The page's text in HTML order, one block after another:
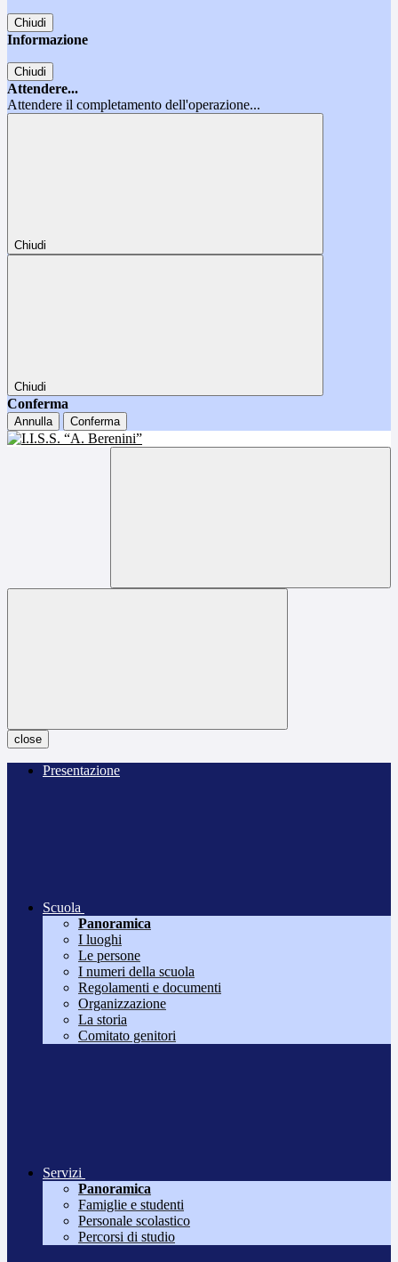
Chiudi
Informazione
Chiudi
Attendere...
Attendere il completamento dell'operazione...
Chiudi
Chiudi
Conferma
Annulla Conferma
close
Presentazione
Scuola
Panoramica
I luoghi
Le persone
I numeri della scuola
Regolamenti e documenti
Organizzazione
La storia
Comitato genitori
Servizi
Panoramica
Famiglie e studenti
Personale scolastico
Percorsi di studio